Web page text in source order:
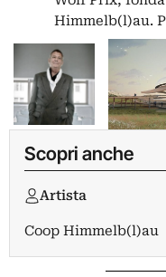
Himmelb(l)au.
Scopri anche
Artista
Coop Himmelb(l)au